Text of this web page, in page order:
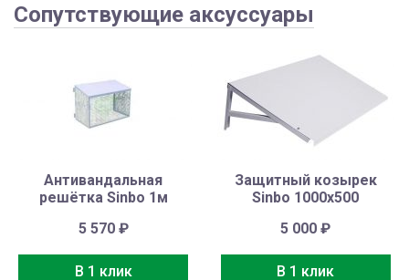
Сопутствующие аксуссуары
Антивандальная
решётка Sinbo 1м
5 570 ₽
В 1 клик
Защитный козырек
Sinbo 1000х500
5 000₽
В 1 клик